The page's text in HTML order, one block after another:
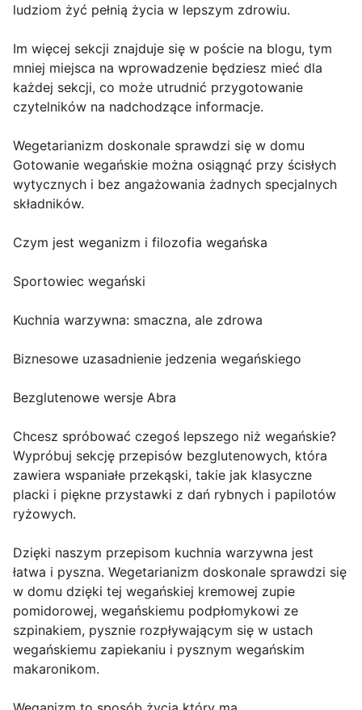
ludziom żyć pełnią życia w lepszym zdrowiu.
Im więcej sekcji znajduje się w poście na blogu, tym
mniej miejsca na wprowadzenie będziesz mieć dla
każdej sekcji, co może utrudnić przygotowanie
czytelników na nadchodzące informacje.
Wegetarianizm doskonale sprawdzi się w domu
Gotowanie wegańskie można osiągnąć przy ścisłych
wytycznych i bez angażowania żadnych specjalnych
składników.
Czym jest weganizm i filozofia wegańska
Sportowiec wegański
Kuchnia warzywna: smaczna, ale zdrowa
Biznesowe uzasadnienie jedzenia wegańskiego
Bezglutenowe wersje Abra
Chcesz spróbować czegoś lepszego niż wegańskie?
Wypróbuj sekcję przepisów bezglutenowych, która
zawiera wspaniałe przekąski, takie jak klasyczne
placki i piękne przystawki z dań rybnych i papilotów
ryżowych.
Dzięki naszym przepisom kuchnia warzywna jest
łatwa i pyszna. Wegetarianizm doskonale sprawdzi się
w domu dzięki tej wegańskiej kremowej zupie
pomidorowej, wegańskiemu podpłomykowi ze
szpinakiem, pysznie rozpływającym się w ustach
wegańskiemu zapiekaniu i pysznym wegańskim
makaronikom.